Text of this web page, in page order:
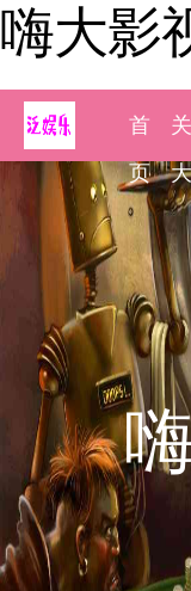
嗨大影
首
页